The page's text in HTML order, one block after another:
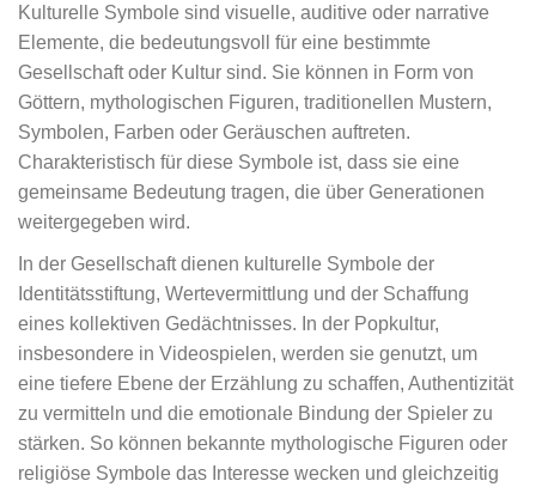
Kulturelle Symbole sind visuelle, auditive oder narrative
Elemente, die bedeutungsvoll für eine bestimmte
Gesellschaft oder Kultur sind. Sie können in Form von
Göttern, mythologischen Figuren, traditionellen Mustern,
Symbolen, Farben oder Geräuschen auftreten.
Charakteristisch für diese Symbole ist, dass sie eine
gemeinsame Bedeutung tragen, die über Generationen
weitergegeben wird.
In der Gesellschaft dienen kulturelle Symbole der
Identitätsstiftung, Wertevermittlung und der Schaffung
eines kollektiven Gedächtnisses. In der Popkultur,
insbesondere in Videospielen, werden sie genutzt, um
eine tiefere Ebene der Erzählung zu schaffen, Authentizität
zu vermitteln und die emotionale Bindung der Spieler zu
stärken. So können bekannte mythologische Figuren oder
religiöse Symbole das Interesse wecken und gleichzeitig